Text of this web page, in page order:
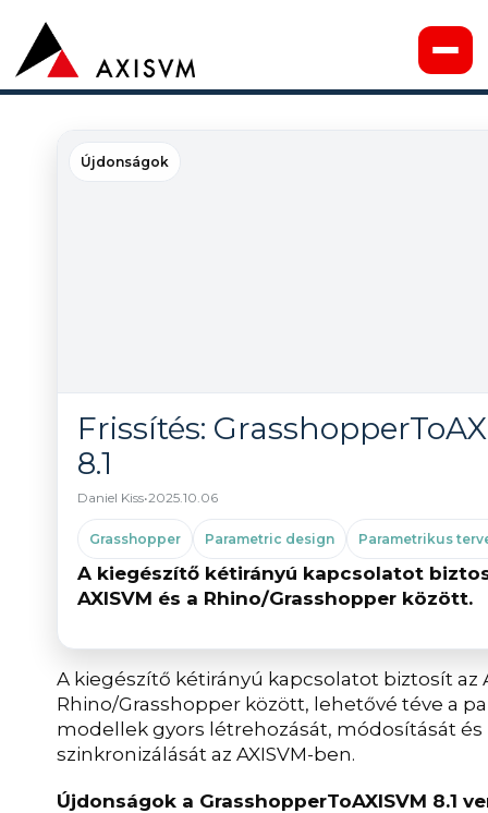
Újdonságok
Frissítés:
8.1
Daniel Kiss•2025.10.06
Grasshopper Parametric design Parametrikus
A kiegészítő kétirányú kapcsolatot
AXISVM és a Rhino/Grasshopper között.
A kiegészítő kétirányú kapcsolatot biztosít az
Rhino/Grasshopper között, lehetővé téve a
modellek gyors létrehozását, módosítását és
szinkronizálását az AXISVM-ben.
Újdonságok a GrasshopperToAXISVM 8.1